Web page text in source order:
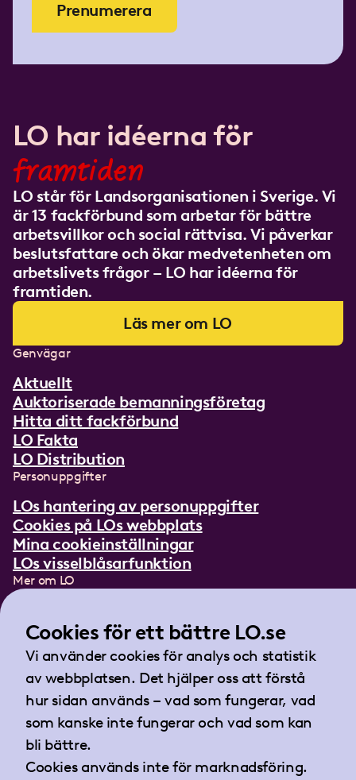
Prenumerera
LO har idéerna för
framtiden
LO står för Landsorganisationen i Sverige. Vi
är 13 fackförbund som arbetar för bättre
arbetsvillkor och social rättvisa. Vi påverkar
beslutsfattare och ökar medvetenheten om
arbetslivets frågor – LO har idéerna för
framtiden.
Läs mer om LO
Genvägar
Aktuellt
Auktoriserade bemanningsföretag
Hitta ditt fackförbund
LO Fakta
LO Distribution
Personuppgifter
LOs hantering av personuppgifter
Cookies på LOs webbplats
Mina cookieinställningar
LOs visselblåsarfunktion
Mer om LO
Lättläst om LO
Teckenspråksfilm
Tidningen Arbetet
Landsorganisationen i Sverige
Barnhusgatan 18
105 53 Stockholm
Tel:08-796 25 00
Cookies för ett bättre LO.se
Vi använder cookies för analys och statistik
av webbplatsen. Det hjälper oss att förstå
hur sidan används – vad som fungerar, vad
som kanske inte fungerar och vad som kan
bli bättre.
Cookies används inte för marknadsföring.